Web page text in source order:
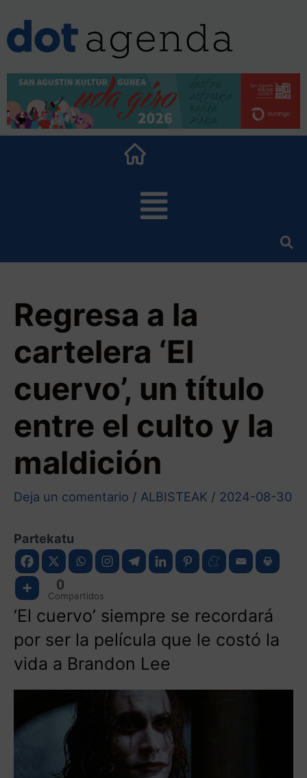
Regresa a la
cartelera ‘El
cuervo’, un título
entre el culto y la
maldición
Deja un comentario / ALBISTEAK / 2024-08-30
Partekatu
0
Compartidos
‘El cuervo’ siempre se recordará
por ser la película que le costó la
vida a Brandon Lee